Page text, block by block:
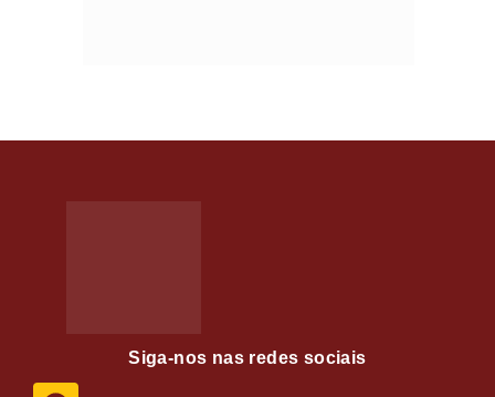
Siga-nos nas redes sociais